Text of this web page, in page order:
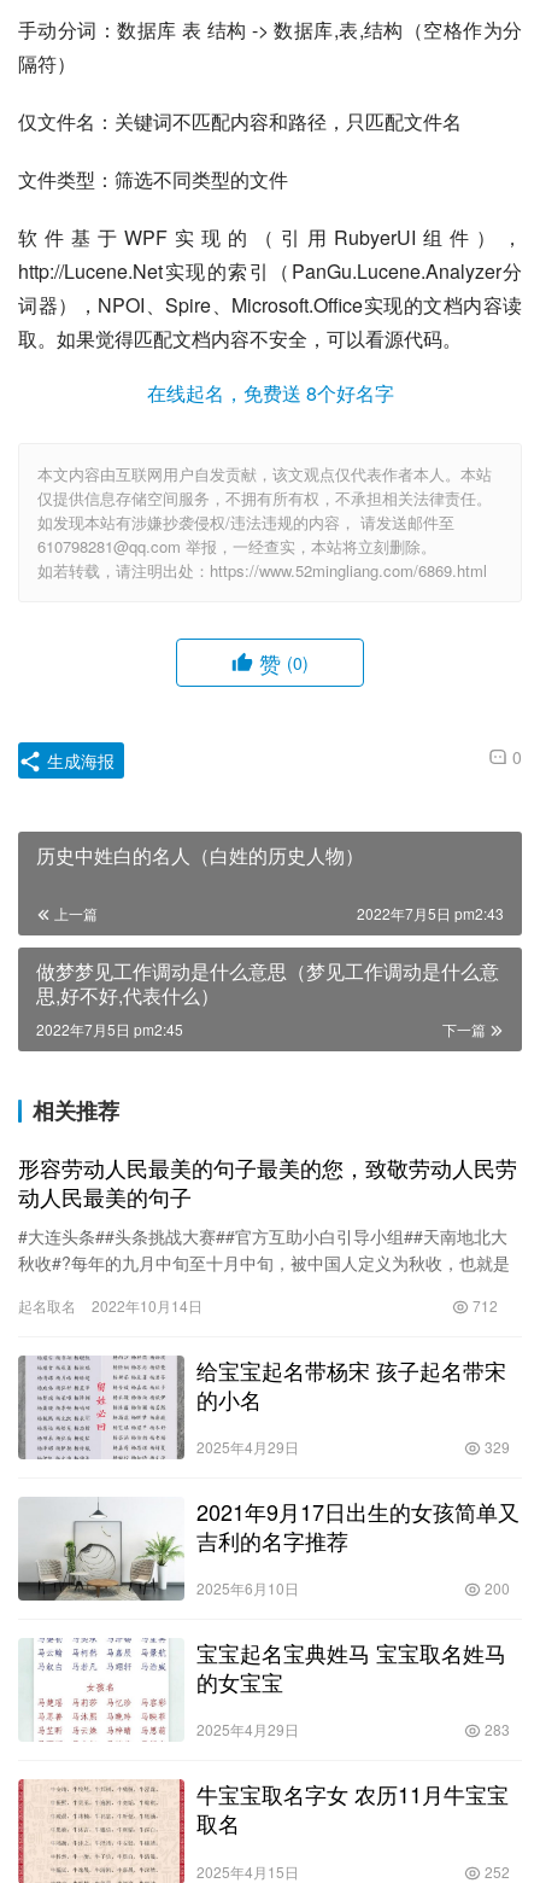
手动分词：数据库 表 结构 -> 数据库,表,结构（空格作为分
隔符）
仅文件名：关键词不匹配内容和路径，只匹配文件名
文件类型：筛选不同类型的文件
软件基于 WPF 实现的（引用RubyerUI组件），
http://Lucene.Net实现的索引（PanGu.Lucene.Analyzer分
词器），NPOI、Spire、 Microsoft.Office实现的文档内容读
取。如果觉得匹配文档内容不安全，可以看源代码。
在线起名，免费送 8个好名字
本文内容由互联网用户自发贡献，该文观点仅代表作者本人。本站
仅提供信息存储空间服务，不拥有所有权，不承担相关法律责任。
如发现本站有涉嫌抄袭侵权/违法违规的内容， 请发送邮件至
610798281@qq.com 举报，一经查实，本站将立刻删除。
如若转载，请注明出处：https://www.52mingliang.com/6869.html
赞 (0)
0
生成海报
历史中姓白的名人（白姓的历史人物）
上一篇 2022年7月5日 pm2:43
做梦梦见工作调动是什么意思（梦见工作调动是什么意
思,好不好,代表什么）
下一篇
2022年7月5日 pm2:45
相关推荐
形容劳动人民最美的句子最美的您，致敬劳动人民劳
动人民最美的句子
#大连头条##头条挑战大赛##官方互助小白引导小组##天南地北大
秋收#?每年的九月中旬至十月中旬，被中国人定义为秋收，也就是
起名取名 2022年10月14日 712
给宝宝起名带杨宋 孩子起名带宋
的小名
2025年4月29日 329
2021年9月17日出生的女孩简单又
吉利的名字推荐
2025年6月10日 200
宝宝起名宝典姓马 宝宝取名姓马
的女宝宝
2025年4月29日 283
牛宝宝取名字女 农历11月牛宝宝
取名
2025年4月15日 252